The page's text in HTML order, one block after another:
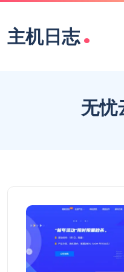
主机日志.
无忧